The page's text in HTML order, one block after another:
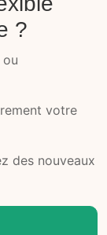
?
votre
des nouveaux